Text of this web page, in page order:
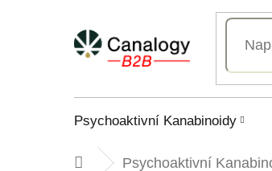
Psychoaktivní Kanabinoidy
DomůPsychoaktivní